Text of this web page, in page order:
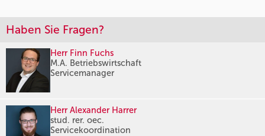
Haben Sie Fragen?
Herr Finn Fuchs
M.A. Betriebswirtschaft
Servicemanager
Herr Alexander Harrer
stud. rer. oec.
Servicekoordination